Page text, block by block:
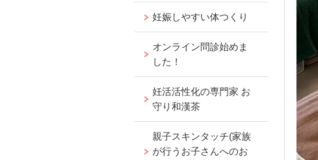
妊娠しやすい体つくり
オンライン問診始めま
した！
妊活活性化の専門家 お
守り和漢茶
親子スキンタッチ(家族
が行うお子さんへのお